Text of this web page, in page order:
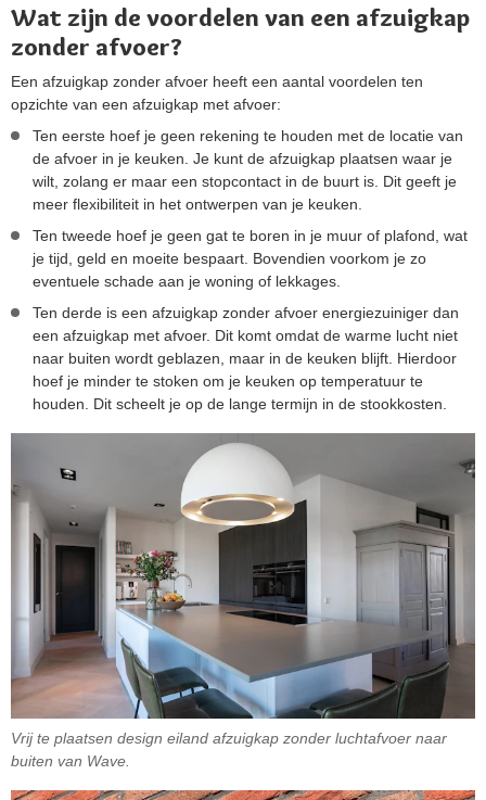
Wat zijn de voordelen van een afzuigkap
zonder afvoer?
Een afzuigkap zonder afvoer heeft een aantal voordelen ten
opzichte van een afzuigkap met afvoer:
Ten eerste hoef je geen rekening te houden met de locatie van
de afvoer in je keuken. Je kunt de afzuigkap plaatsen waar je
wilt, zolang er maar een stopcontact in de buurt is. Dit geeft je
meer flexibiliteit in het ontwerpen van je keuken.
Ten tweede hoef je geen gat te boren in je muur of plafond, wat
je tijd, geld en moeite bespaart. Bovendien voorkom je zo
eventuele schade aan je woning of lekkages.
Ten derde is een afzuigkap zonder afvoer energiezuiniger dan
een afzuigkap met afvoer. Dit komt omdat de warme lucht niet
naar buiten wordt geblazen, maar in de keuken blijft. Hierdoor
hoef je minder te stoken om je keuken op temperatuur te
houden. Dit scheelt je op de lange termijn in de stookkosten.
Vrij te plaatsen design eiland afzuigkap zonder luchtafvoer naar
buiten van Wave.